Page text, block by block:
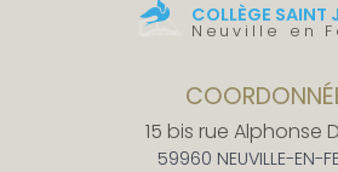
COLLÈGE SAINT
Neuville en
15 bis rue Alphonse
59960 NEUVILLE-EN-